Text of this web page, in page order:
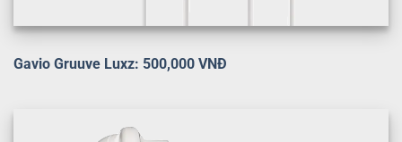
Gavio Gruuve Luxz: 500,000 VNĐ